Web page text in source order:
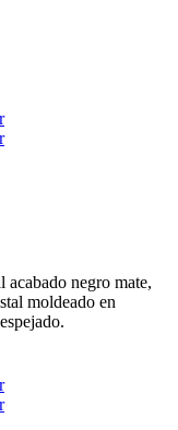
acabado negro mate,
moldeado en